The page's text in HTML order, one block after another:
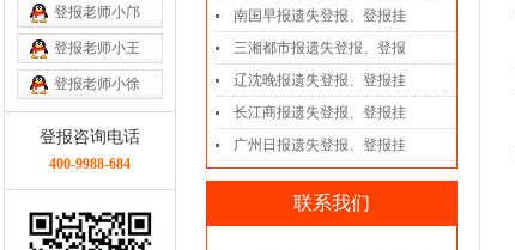
南国早报遗失登报、登报挂
三湘都市报遗失登报、登报
辽沈晚报遗失登报、登报挂
长江商报遗失登报、登报挂
广州日报遗失登报、登报挂
联系我们
登报老师小邝
登报老师小王
登报老师小徐
登报咨询电话
400-9988-684